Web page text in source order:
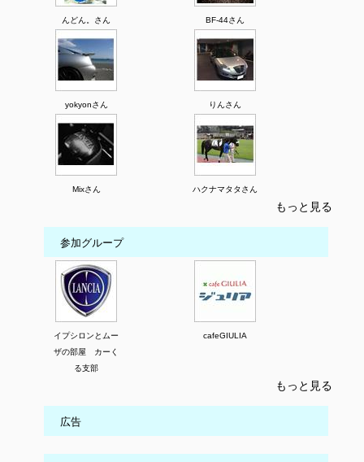
んどん。さん BF-44さん
yokyonさん りんさん
Mixさん ハクナマタタさん
もっと見る
参加グループ
イプシロンとムー
ザの部屋 カーく
る支部
cafeGIULIA
もっと見る
広告